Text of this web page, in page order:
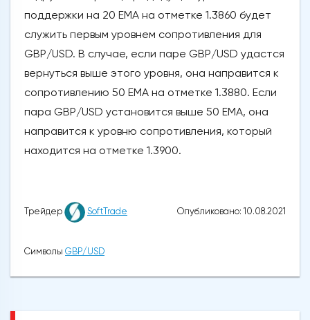
поддержки на 20 ЕМА на отметке 1.3860 будет
служить первым уровнем сопротивления для
GBP/USD. В случае, если паре GBP/USD удастся
вернуться выше этого уровня, она направится к
сопротивлению 50 ЕМА на отметке 1.3880. Если
пара GBP/USD установится выше 50 EMA, она
направится к уровню сопротивления, который
находится на отметке 1.3900.
Трейдер SoftTrade Опубликовано: 10.08.2021
Символы GBP/USD